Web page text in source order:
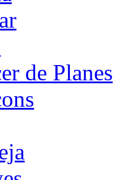
de Planes